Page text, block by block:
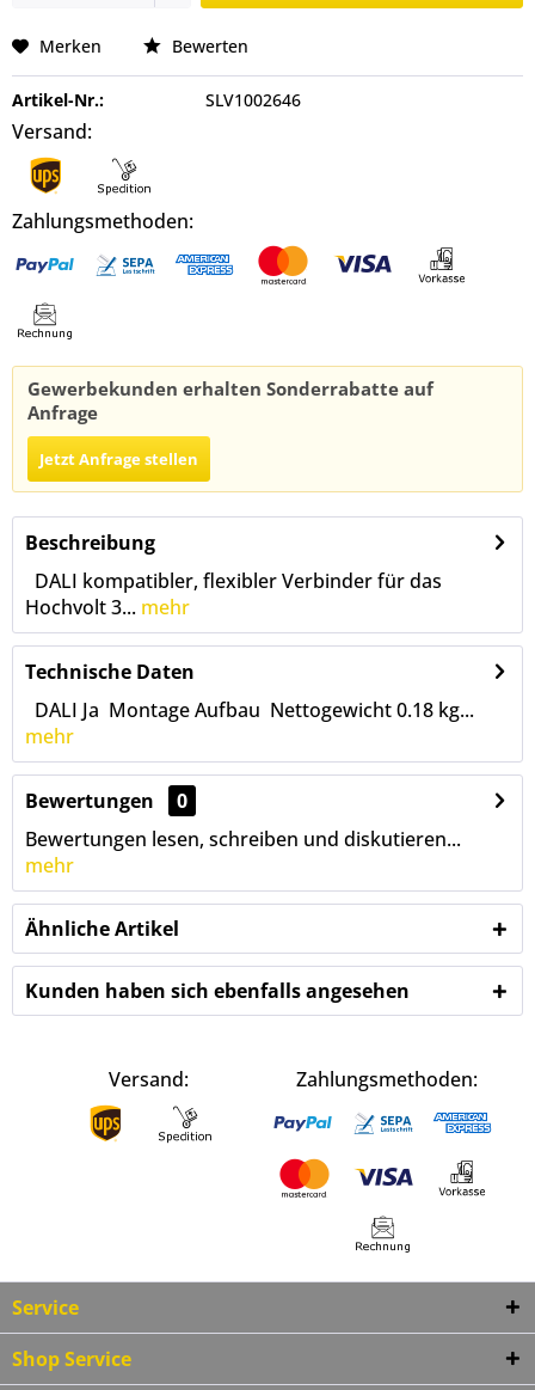
Merken Bewerten
Artikel-Nr.: SLV1002646
Versand:
Zahlungsmethoden:
Gewerbekunden erhalten Sonderrabatte auf
Anfrage
Jetzt Anfrage stellen
Beschreibung
DALI kompatibler, flexibler Verbinder für das
Hochvolt 3... mehr
Technische Daten
DALI Ja Montage Aufbau Nettogewicht 0.18 kg...
mehr
Bewertungen
0
Bewertungen lesen, schreiben und diskutieren...
mehr
Ähnliche Artikel
Kunden haben sich ebenfalls angesehen
Versand: Zahlungsmethoden:
Service
Shop Service